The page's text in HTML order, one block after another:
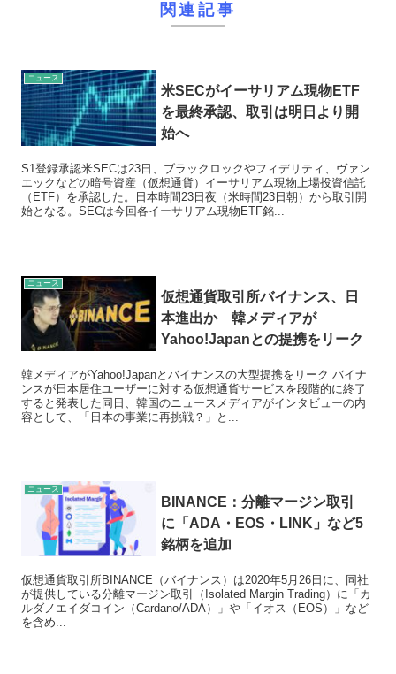
関連記事
ニュース
米SECがイーサリアム現物ETF
を最終承認、取引は明日より開
始へ
S1登録承認米SECは23日、ブラックロックやフィデリティ、ヴァン
エックなどの暗号資産（仮想通貨）イーサリアム現物上場投資信託
（ETF）を承認した。日本時間23日夜（米時間23日朝）から取引開
始となる。SECは今回各イーサリアム現物ETF銘...
ニュース
仮想通貨取引所バイナンス、日
本進出か 韓メディアが
Yahoo!Japanとの提携をリーク
韓メディアがYahoo!Japanとバイナンスの大型提携をリーク バイナ
ンスが日本居住ユーザーに対する仮想通貨サービスを段階的に終了
すると発表した同日、韓国のニュースメディアがインタビューの内
容として、「日本の事業に再挑戦？」と...
ニュース
BINANCE：分離マージン取引
に「ADA・EOS・LINK」など5
銘柄を追加
仮想通貨取引所BINANCE（バイナンス）は2020年5月26日に、同社
が提供している分離マージン取引（Isolated Margin Trading）に「カ
ルダノエイダコイン（Cardano/ADA）」や「イオス（EOS）」など
を含め...